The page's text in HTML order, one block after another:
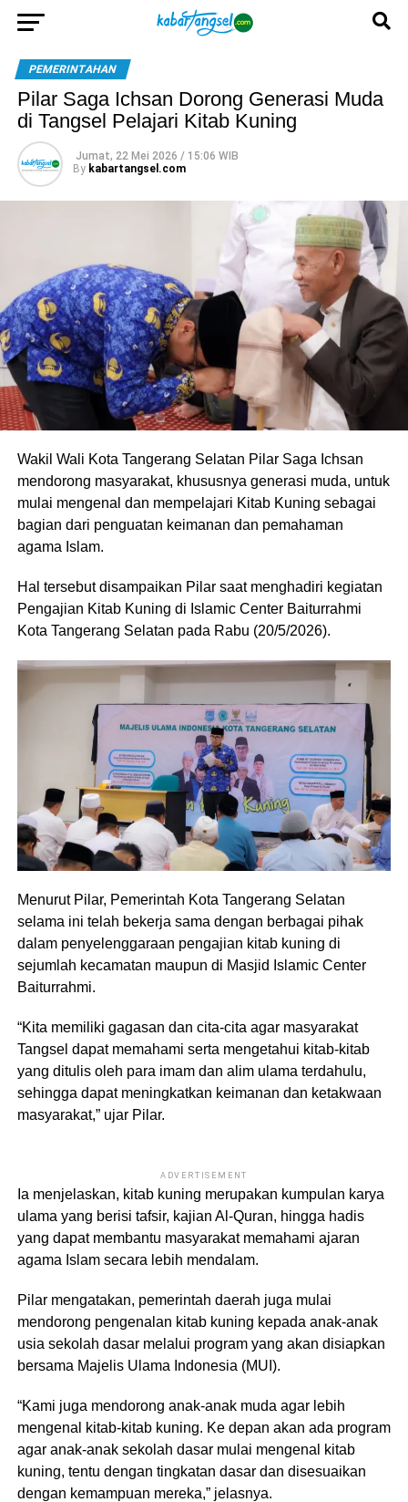
PEMERINTAHAN
Pilar Saga Ichsan Dorong Generasi Muda
di Tangsel Pelajari Kitab Kuning
Jumat, 22 Mei 2026 / 15:06 WIB
By kabartangsel.com
Wakil Wali Kota Tangerang Selatan Pilar Saga Ichsan
mendorong masyarakat, khususnya generasi muda, untuk
mulai mengenal dan mempelajari Kitab Kuning sebagai
bagian dari penguatan keimanan dan pemahaman
agama Islam.
Hal tersebut disampaikan Pilar saat menghadiri kegiatan
Pengajian Kitab Kuning di Islamic Center Baiturrahmi
Kota Tangerang Selatan pada Rabu (20/5/2026).
Menurut Pilar, Pemerintah Kota Tangerang Selatan
selama ini telah bekerja sama dengan berbagai pihak
dalam penyelenggaraan pengajian kitab kuning di
sejumlah kecamatan maupun di Masjid Islamic Center
Baiturrahmi.
“Kita memiliki gagasan dan cita-cita agar masyarakat
Tangsel dapat memahami serta mengetahui kitab-kitab
yang ditulis oleh para imam dan alim ulama terdahulu,
sehingga dapat meningkatkan keimanan dan ketakwaan
masyarakat,” ujar Pilar.
ADVERTISEMENT
Ia menjelaskan, kitab kuning merupakan kumpulan karya
ulama yang berisi tafsir, kajian Al-Quran, hingga hadis
yang dapat membantu masyarakat memahami ajaran
agama Islam secara lebih mendalam.
Pilar mengatakan, pemerintah daerah juga mulai
mendorong pengenalan kitab kuning kepada anak-anak
usia sekolah dasar melalui program yang akan disiapkan
bersama Majelis Ulama Indonesia (MUI).
“Kami juga mendorong anak-anak muda agar lebih
mengenal kitab-kitab kuning. Ke depan akan ada program
agar anak-anak sekolah dasar mulai mengenal kitab
kuning, tentu dengan tingkatan dasar dan disesuaikan
dengan kemampuan mereka,” jelasnya.